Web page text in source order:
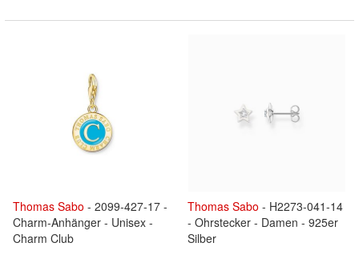
Thomas Sabo - 2099-427-17 -
Charm-Anhänger - Unisex -
Charm Club
Thomas Sabo - H2273-041-14
- Ohrstecker - Damen - 925er
Silber